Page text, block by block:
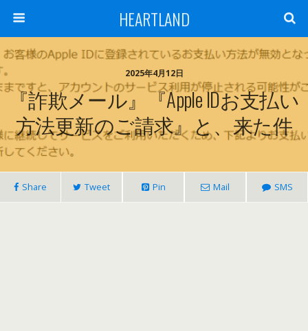
HEARTLAND
2025年4月12日
『詐欺メール』『Apple IDお支払い
方法更新のご請求』と、来た件
Share Tweet Pin Mail SMS